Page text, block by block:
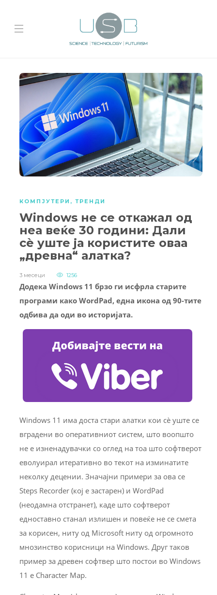
КОМПЈУТЕРИ , ТРЕНДИ
Windows не се откажал од
неа веќе 30 години: Дали
сè уште ја користите оваа
„древна“ алатка?
3 месеци 1256
Додека Windows 11 брзо ги исфрла старите
програми како WordPad, една икона од 90-тите
одбива да оди во историјата.
Windows 11 има доста стари алатки кои сè уште се
вградени во оперативниот систем, што воопшто
не е изненадувачки со оглед на тоа што софтверот
еволуирал итеративно во текот на изминатите
неколку децении. Значајни примери за ова се
Steps Recorder (кој е застарен) и WordPad
(неодамна отстранет), каде што софтверот
едноставно станал излишен и повеќе не се смета
за корисен, ниту од Microsoft ниту од огромното
мнозинство корисници на Windows. Друг таков
пример за древен софтвер што постои во Windows
11 е Character Map.